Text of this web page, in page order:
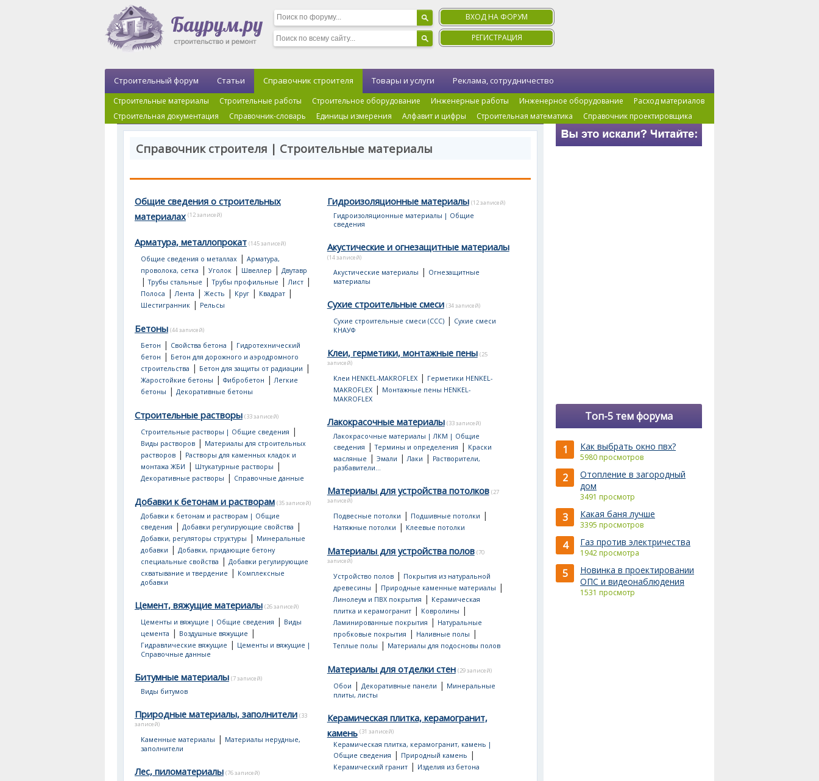
ВХОД НА ФОРУМ
РЕГИСТРАЦИЯ
Строительный форум Статьи Справочник строителя
Строительные материалы Строительные работы Строительное оборудование Инженерные работы Инженерное оборудование
Расход материалов
Строительная документация
Справочник-словарь Единицы измерения Алфавит и цифры Строительная математика Справочник проектировщика
Товары и услуги Реклама, сотрудничество
Справочник строителя | Строительные материалы
Общие сведения о строительных
материалах (12 записей)
Арматура, металлопрокат (145 записей)
Общие сведения о металлах| Арматура,
проволока, сетка | Уголок| Швеллер | Двутавр
|Трубы стальные |Трубы профильные |Лист|
Полоса |Лента | Жесть | Круг| Квадрат|
Шестигранник| Рельсы
Бетоны (44 записей)
Бетон | Свойства бетона | Гидротехнический
бетон | Бетон для дорожного и аэродромного
строительства | Бетон для защиты от радиации |
Жаростойкие бетоны | Фибробетон |Легкие
бетоны | Декоративные бетоны
Строительные растворы (33 записей)
Строительные растворы | Общие сведения |
Виды растворов| Материалы для строительных
растворов| Растворы для каменных кладок и
монтажа ЖБИ | Штукатурные растворы |
Декоративные растворы | Справочные данные
Добавки к бетонам и растворам (35 записей)
Добавки к бетонам и растворам | Общие
сведения | Добавки регулирующие свойства |
Добавки, регуляторы структуры | Минеральные
добавки | Добавки, придающие бетону
специальные свойства | Добавки регулирующие
схватывание и твердение | Комплексные
добавки
Цемент, вяжущие материалы (26 записей)
Цементы и вяжущие | Общие сведения | Виды
цемента | Воздушные вяжущие |
Гидравлические вяжущие | Цементы и вяжущие |
Справочные данные
Битумные материалы (7 записей)
Виды битумов
Природные материалы, заполнители (33
записей)
Каменные материалы | Материалы нерудные,
заполнители
Лес, пиломатериалы (76 записей)
Гидроизоляционные материалы (12 записей)
Гидроизоляционные материалы | Общие
сведения
Акустические и огнезащитные материалы
(14 записей)
Акустические материалы | Огнезащитные
материалы
Сухие строительные смеси (34 записей)
Сухие строительные смеси (ССС)| Сухие смеси
КНАУФ
Клеи, герметики, монтажные пены (25
записей)
Клеи HENKEL-MAKROFLEX| Герметики HENKEL-
MAKROFLEX| Монтажные пены HENKEL-
MAKROFLEX
Лакокрасочные материалы (33 записей)
Лакокрасочные материалы | ЛКМ | Общие
сведения |Термины и определения | Краски
масляные | Эмали |Лаки | Растворители,
разбавители...
Материалы для устройства потолков (27
записей)
Подвесные потолки | Подшивные потолки |
Натяжные потолки | Клеевые потолки
Материалы для устройства полов (70
записей)
Устройство полов| Покрытия из натуральной
древесины | Природные каменные материалы |
Линолеум и ПВХ покрытия | Керамическая
плитка и керамогранит| Ковролины |
Ламинированные покрытия | Натуральные
пробковые покрытия | Наливные полы |
Теплые полы | Материалы для подосновы полов
Материалы для отделки стен (29 записей)
Обои | Декоративные панели | Минеральные
плиты, листы
Керамическая плитка, керамогранит,
камень (31 записей)
Керамическая плитка, керамогранит, камень |
Общие сведения | Природный камень |
Керамический гранит| Изделия из бетона
Топ-5 тем форума
1 Как выбрать окно пвх?
5980 просмотров
2
Отопление в загородный
дом
3491 просмотр
3 Какая баня лучше
3395 просмотров
4 Газ против электричества
1942 просмотра
5
Новинка в проектировании
ОПС и видеонаблюдения
1531 просмотр